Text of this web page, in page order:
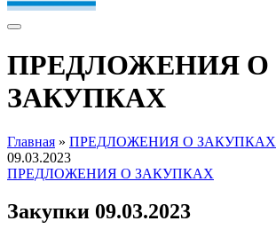
ПРЕДЛОЖЕНИЯ О
ЗАКУПКАХ
Главная » ПРЕДЛОЖЕНИЯ О ЗАКУПКАХ
09.03.2023
ПРЕДЛОЖЕНИЯ О ЗАКУПКАХ
Закупки 09.03.2023